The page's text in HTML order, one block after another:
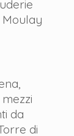
Moulay
da
di